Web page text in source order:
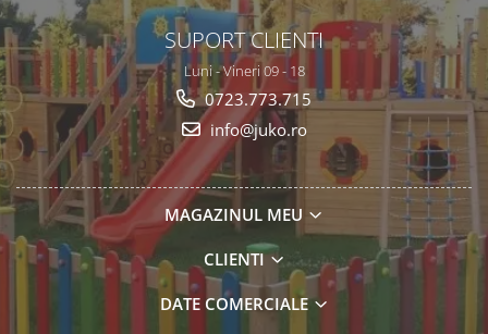
SUPORT CLIENTI
Luni - Vineri 09 - 18
0723.773.715
info@juko.ro
MAGAZINUL MEU
CLIENTI
DATE COMERCIALE